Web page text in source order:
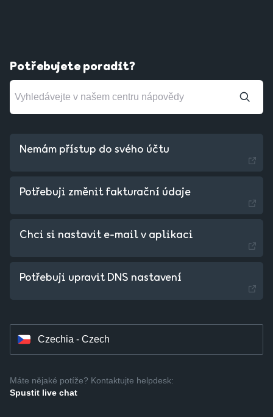
Potřebujete poradit?
Nemám přístup do svého účtu
Potřebuji změnit fakturační údaje
Chci si nastavit e-mail v aplikaci
Potřebuji upravit DNS nastavení
Czechia - Czech
Máte nějaké potíže? Kontaktujte helpdesk:
Spustit live chat